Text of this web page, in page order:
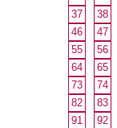
37
38
46
47
55
56
64
65
73
74
82
83
91
92